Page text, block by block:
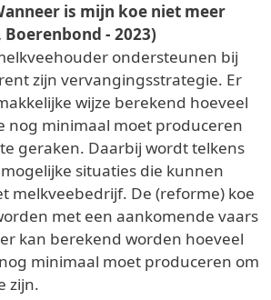
is mijn koe niet meer
Boerenbond - 2023)
ondersteunen bij
zijn vervangingsstrategie. Er
wijze berekend hoeveel
nog minimaal moet produceren
geraken. Daarbij wordt telkens
situaties die kunnen
melkveebedrijf. De (reforme) koe
met een aankomende vaars
kan berekend worden hoeveel
minimaal moet produceren om
zijn.